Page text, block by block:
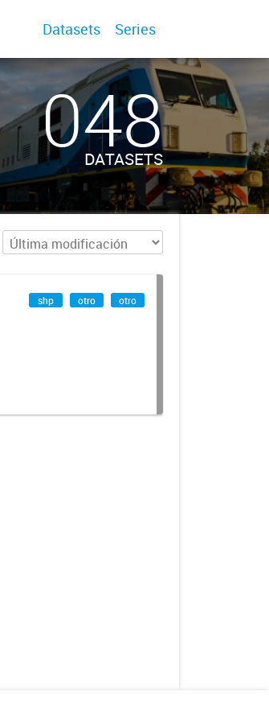
Datasets Series
048
DATASETS
shp otro otro